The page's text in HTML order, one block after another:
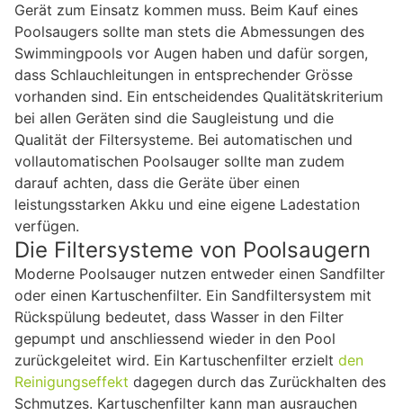
Gerät zum Einsatz kommen muss. Beim Kauf eines
Poolsaugers sollte man stets die Abmessungen des
Swimmingpools vor Augen haben und dafür sorgen,
dass Schlauchleitungen in entsprechender Grösse
vorhanden sind. Ein entscheidendes Qualitätskriterium
bei allen Geräten sind die Saugleistung und die
Qualität der Filtersysteme. Bei automatischen und
vollautomatischen Poolsauger sollte man zudem
darauf achten, dass die Geräte über einen
leistungsstarken Akku und eine eigene Ladestation
verfügen.
Die Filtersysteme von Poolsaugern
Moderne Poolsauger nutzen entweder einen Sandfilter
oder einen Kartuschenfilter. Ein Sandfiltersystem mit
Rückspülung bedeutet, dass Wasser in den Filter
gepumpt und anschliessend wieder in den Pool
zurückgeleitet wird. Ein Kartuschenfilter erzielt den
Reinigungseffekt dagegen durch das Zurückhalten des
Schmutzes. Kartuschenfilter kann man ausrauchen